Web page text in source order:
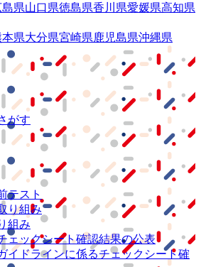
島県山口県徳島県香川県愛媛県高知県
県大分県宮崎県鹿児島県沖縄県
がす
テスト
り組み
組み
ェックシート確認結果の公表
イドラインに係るチェックシート確